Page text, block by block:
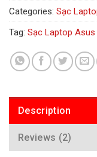
Categories: Sạc
Tag: Sạc Laptop Asus
Description
Reviews (2)